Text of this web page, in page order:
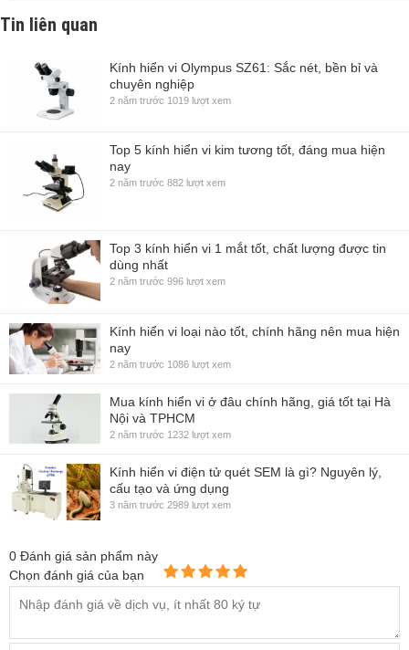
Tin liên quan
Kính hiển vi Olympus SZ61: Sắc nét, bền bỉ và
chuyên nghiệp
2 năm trước 1019 lượt xem
Top 5 kính hiển vi kim tương tốt, đáng mua hiện
nay
2 năm trước 882 lượt xem
Top 3 kính hiển vi 1 mắt tốt, chất lượng được tin
dùng nhất
2 năm trước 996 lượt xem
Kính hiển vi loại nào tốt, chính hãng nên mua hiện
nay
2 năm trước 1086 lượt xem
Mua kính hiển vi ở đâu chính hãng, giá tốt tại Hà
Nội và TPHCM
2 năm trước 1232 lượt xem
Kính hiển vi điện tử quét SEM là gì? Nguyên lý,
cấu tạo và ứng dụng
3 năm trước 2989 lượt xem
0 Đánh giá sản phẩm này
Chọn đánh giá của bạn